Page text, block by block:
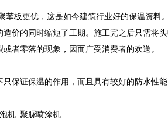
板更优，这是如今建筑行业好的保温资料
价的同时缩短了工期。施工完之后只需将
者零落的现象，因而广受消费者的欢送。
证保温的作用，而且具有较好的防水性
机_ 聚脲喷涂机